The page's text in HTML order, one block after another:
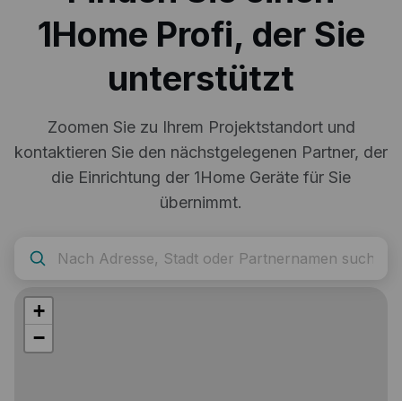
1Home Profi, der Sie
unterstützt
Zoomen Sie zu Ihrem Projektstandort und
kontaktieren Sie den nächstgelegenen Partner, der
die Einrichtung der 1Home Geräte für Sie
übernimmt.
+
−